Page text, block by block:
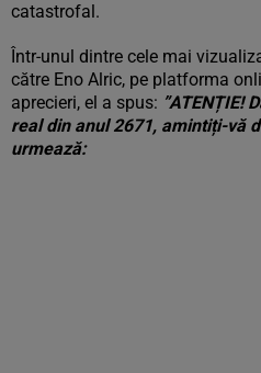
catastrofal.
Într-unul dintre cele mai
către Eno Alric, pe platforma
aprecieri, el a spus: ”ATENȚIE!
real din anul 2671, amintiți-vă
urmează: